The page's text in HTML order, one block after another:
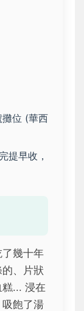
攤位 (華西
提早收，
幾十年
、片狀
... 浸在
飽了湯